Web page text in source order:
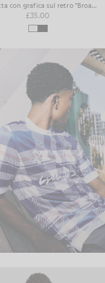
Maglietta con grafica sul retro "Broadcaster"
£35.00